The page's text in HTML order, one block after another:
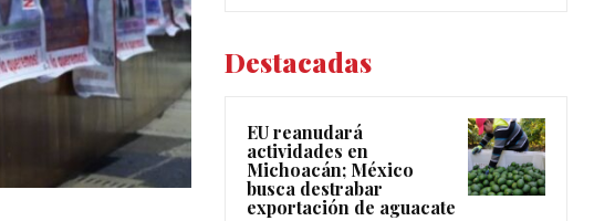
Destacadas
EU reanudará
actividades en
Michoacán; México
busca destrabar
exportación de aguacate